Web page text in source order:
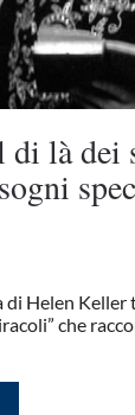
là dei
Helen Keller
che